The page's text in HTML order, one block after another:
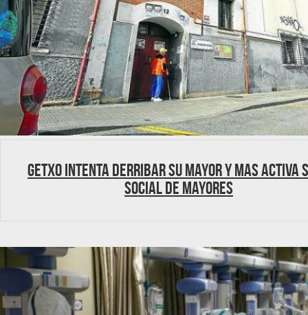
Getxo intenta derribar su mayor y mas activa
social de mayores